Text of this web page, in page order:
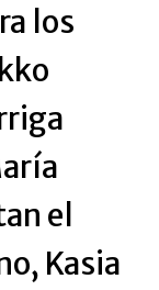
los
el
Kasia